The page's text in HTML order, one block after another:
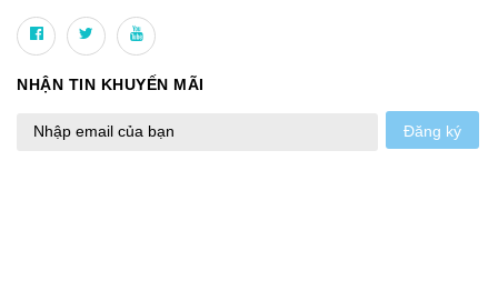
NHẬN TIN KHUYẾN MÃI
Đăng ký